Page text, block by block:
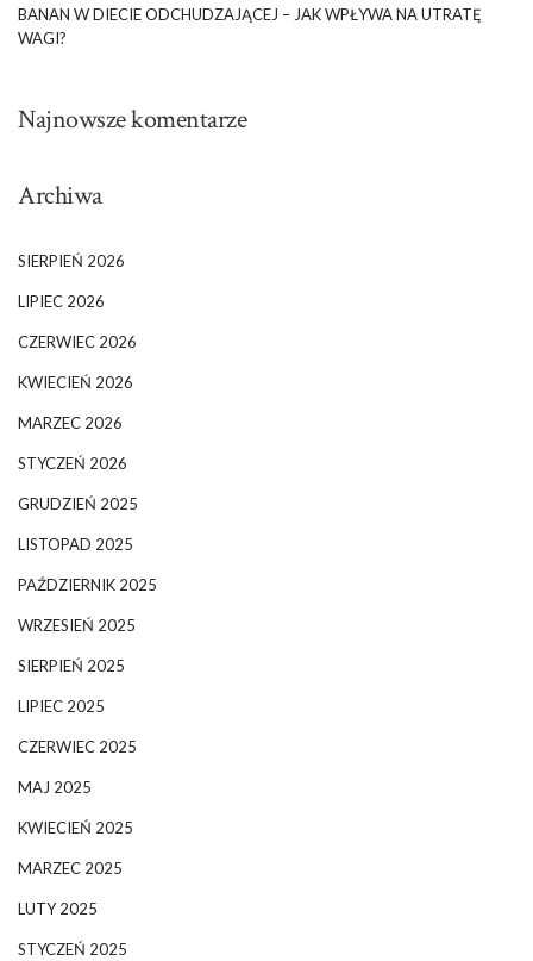
BANAN W DIECIE ODCHUDZAJĄCEJ – JAK WPŁYWA NA UTRATĘ
WAGI?
Najnowsze komentarze
Archiwa
SIERPIEŃ 2026
LIPIEC 2026
CZERWIEC 2026
KWIECIEŃ 2026
MARZEC 2026
STYCZEŃ 2026
GRUDZIEŃ 2025
LISTOPAD 2025
PAŹDZIERNIK 2025
WRZESIEŃ 2025
SIERPIEŃ 2025
LIPIEC 2025
CZERWIEC 2025
MAJ 2025
KWIECIEŃ 2025
MARZEC 2025
LUTY 2025
STYCZEŃ 2025